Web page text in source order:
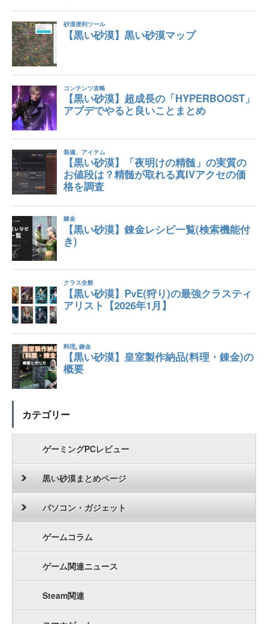
カテゴリー
ゲーミングPCレビュー
黒い砂漠まとめページ
パソコン・ガジェット
ゲームコラム
ゲーム関連ニュース
Steam関連